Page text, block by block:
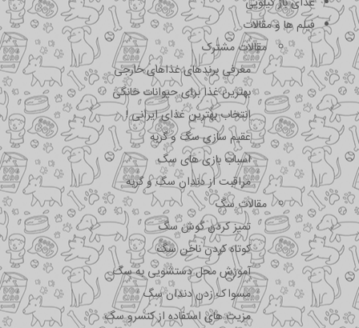
فیلم ها و مقالات
مقالات مشترک
معرفی برندهای غذاهای خارجی
بهترین غذا برای حیوانات خانگی
انتخاب بهترین غذای ایرانی !
عقیم سازی سگ و گربه
اسباب بازی های سگ
مراقبت از دندان سگ و گربه
مقالات سگ
تمیز کردن گوش سگ
کوتاه کردن ناخن سگ
آموزش محل دستشویی به سگ
مسواک زدن دندان سگ
مزیت های استفاده از کنسرو سگ